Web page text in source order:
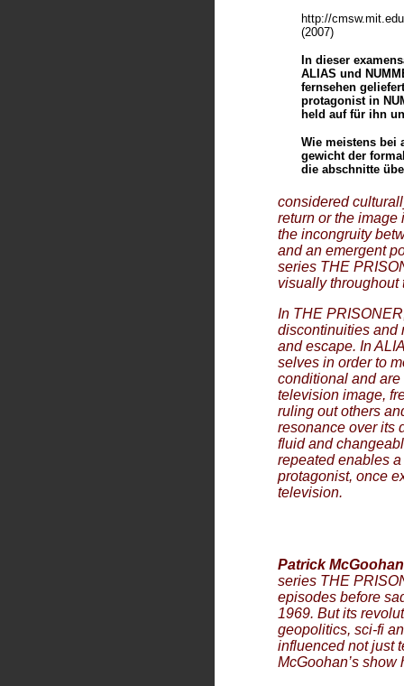
http://
(2007)
In dieser
ALIAS und
fernsehen
protagonist in
held auf für ihn
Wie meistens bei
gewicht der
die abschnitte
considered
return or the
the incongruity
and an emergent
series THE
visually
In THE PRISONER
discontinuities and
and escape. In
selves in order to
conditional and
television image,
ruling out others
resonance over its
fluid and
repeated enables
protagonist, once
television.
Patrick
series THE
episodes before
1969. But its
geopolitics, sci-fi
influenced not just
McGoohan’s